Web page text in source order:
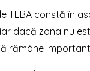
TEBA constă în
dacă zona nu
rămâne